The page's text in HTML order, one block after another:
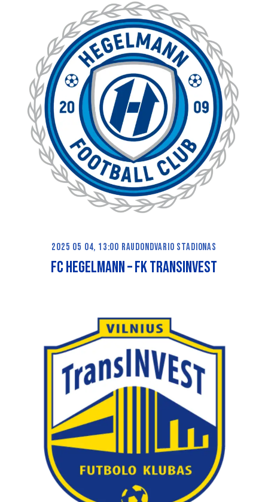
2025 05 04, 13:00 RAUDONDVARIO STADIONAS
FC HEGELMANN – FK TRANSINVEST